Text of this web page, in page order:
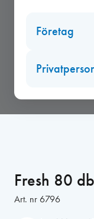
Företag
Fresh 80
Art. nr 6796